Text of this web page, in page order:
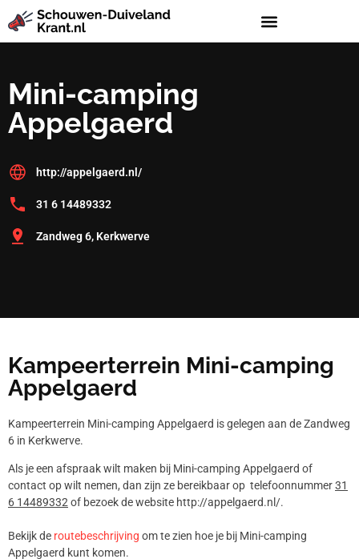
Mini-camping
Appelgaerd
http://appelgaerd.nl/
31 6 14489332
Zandweg 6, Kerkwerve
Kampeerterrein Mini-camping
Appelgaerd
Kampeerterrein Mini-camping Appelgaerd is gelegen aan de Zandweg
6 in Kerkwerve.
Als je een afspraak wilt maken bij Mini-camping Appelgaerd of
contact op wilt nemen, dan zijn ze bereikbaar op telefoonnummer31
6 14489332of bezoek de website http://appelgaerd.nl/.
Bekijk de routebeschrijving om te zien hoe je bij Mini-camping
Appelgaerd kunt komen.